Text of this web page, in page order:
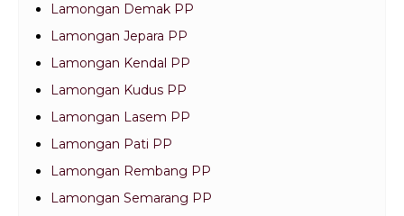
Lamongan Demak PP
Lamongan Jepara PP
Lamongan Kendal PP
Lamongan Kudus PP
Lamongan Lasem PP
Lamongan Pati PP
Lamongan Rembang PP
Lamongan Semarang PP